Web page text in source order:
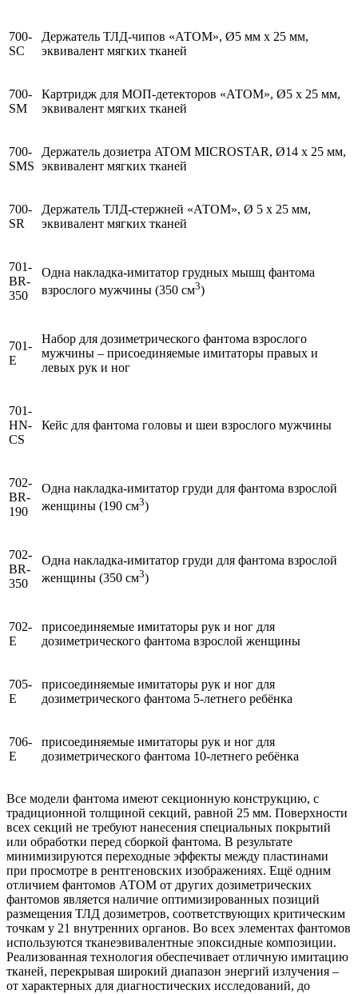
700-
SC
Держатель ТЛД-чипов «АТОМ», Ø5 мм х 25 мм,
эквивалент мягких тканей
700-
SM
Картридж для МОП-детекторов «АТОМ», Ø5 х 25 мм,
эквивалент мягких тканей
700-
SMS
Держатель дозиетра ATOM MICROSTAR, Ø14 х 25 мм,
эквивалент мягких тканей
700-
SR
Держатель ТЛД-стержней «АТОМ», Ø 5 х 25 мм,
эквивалент мягких тканей
701-
BR-
350
Одна накладка-имитатор грудных мышц фантома
взрослого мужчины (350 см3)
701-
E
Набор для дозиметрического фантома взрослого
мужчины – присоединяемые имитаторы правых и
левых рук и ног
701-
HN-
CS
Кейс для фантома головы и шеи взрослого мужчины
702-
BR-
190
Одна накладка-имитатор груди для фантома взрослой
женщины (190 см3)
702-
BR-
350
Одна накладка-имитатор груди для фантома взрослой
женщины (350 см3)
702-
E
присоединяемые имитаторы рук и ног для
дозиметрического фантома взрослой женщины
705-
E
присоединяемые имитаторы рук и ног для
дозиметрического фантома 5-летнего ребёнка
706-
E
присоединяемые имитаторы рук и ног для
дозиметрического фантома 10-летнего ребёнка
Все модели фантома имеют секционную конструкцию, с
традиционной толщиной секций, равной 25 мм. Поверхности
всех секций не требуют нанесения специальных покрытий
или обработки перед сборкой фантома. В результате
минимизируются переходные эффекты между пластинами
при просмотре в рентгеновских изображениях. Ещё одним
отличием фантомов АТОМ от других дозиметрических
фантомов является наличие оптимизированных позиций
размещения ТЛД дозиметров, соответствующих критическим
точкам у 21 внутренних органов. Во всех элементах фантомов
используются тканеэвивалентные эпоксидные композиции.
Реализованная технология обеспечивает отличную имитацию
тканей, перекрывая широкий диапазон энергий излучения –
от характерных для диагностических исследований, до